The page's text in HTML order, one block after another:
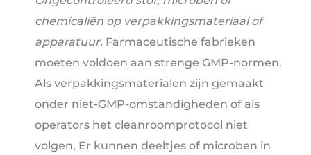
chemicaliën op verpakkingsmateriaal of
apparatuur. Farmaceutische fabrieken
moeten voldoen aan strenge GMP-normen.
Als verpakkingsmaterialen zijn gemaakt
onder niet-GMP-omstandigheden of als
operators het cleanroomprotocol niet
volgen, Er kunnen deeltjes of microben in